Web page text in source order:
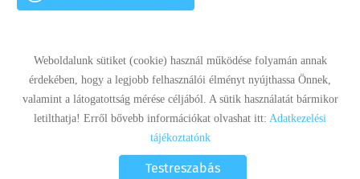
© 2026 - Minden jog fenntartva
Panaszkezelés Adatkezelési tájékoztató Impresszum
Testreszabás
Weboldalunk sütiket (cookie) használ működése folyamán annak
érdekében, hogy a legjobb felhasználói élményt nyújthassa Önnek,
valamint a látogatottság mérése céljából. A sütik használatát bármikor
letilthatja! Erről bővebb információkat olvashat itt: Adatkezelési
tájékoztatónk